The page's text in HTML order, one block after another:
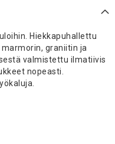
Hiekkapuhallettu
graniitin ja
valmistettu ilmatiivis
nopeasti.